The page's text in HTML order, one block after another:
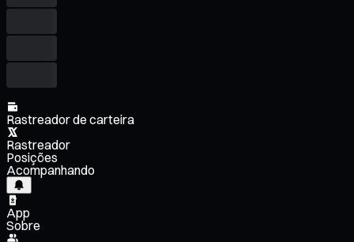
Rastreador de carteira
Rastreador
Posições
Acompanhando
App
Sobre